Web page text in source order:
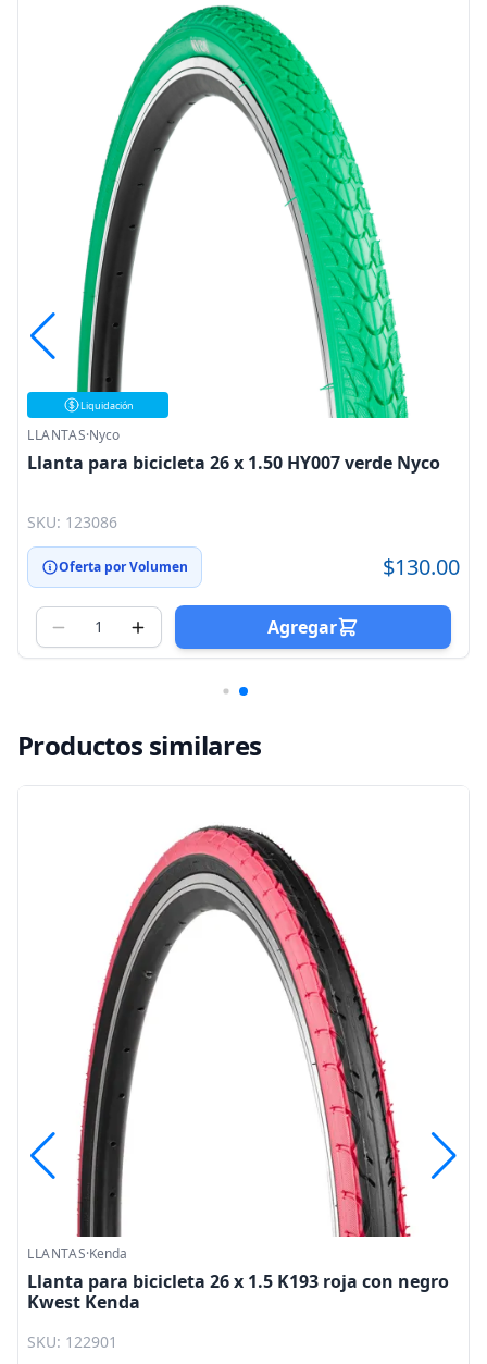
Liquidación
LLANTAS·Nyco
Llanta para bicicleta 26 x 1.50 HY007 verde Nyco
SKU: 123086
Oferta por Volumen $130.00
Agregar
Productos similares
LLANTAS·Kenda
Llanta para bicicleta 26 x 1.5 K193 roja con negro
Kwest Kenda
SKU: 122901